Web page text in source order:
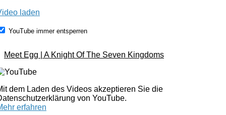
laden
YouTube immer entsperren
Meet Egg | A Knight Of The Seven Kingdoms
dem Laden des Videos akzeptieren Sie die
von YouTube.
erfahren